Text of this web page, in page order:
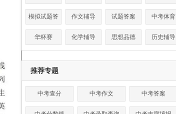
模拟试题答
案
作文辅导 试题答案 中考体育
华杯赛 化学辅导 思想品德 历史辅导
推荐专题
中考查分 中考作文 中考答案